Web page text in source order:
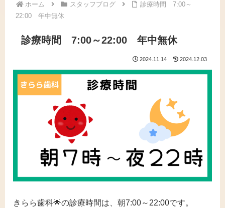
ホーム スタッフブログ
診療時間 7:00～
22:00 年中無休
診療時間 7:00～22:00 年中無休
2024.11.14 2024.12.03
きらら歯科🌟の診療時間は、朝7:00～22:00です。